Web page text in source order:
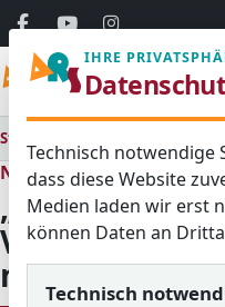
Startseite
Neues aus dem
„Achtung
m des ADAC
IHRE
Technisch notwendige
dass diese Website
Medien laden wir erst
können Daten an
Technisch